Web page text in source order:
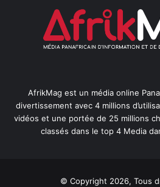
AfrikMag est un média online
divertissement avec 4 millions
vidéos et une portée de 25 millions
classés dans le top 4 Media
© Copyright 2026, Tous